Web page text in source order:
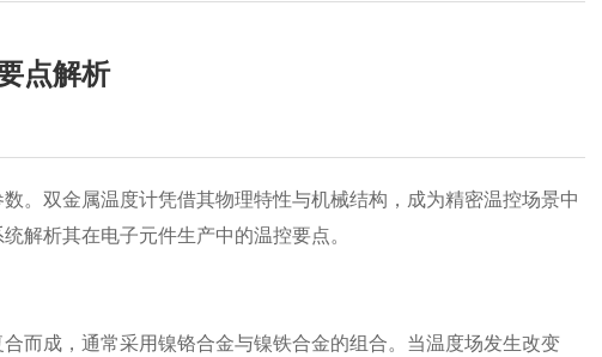
点解析
。双金属温度计凭借其物理特性与机械结构，成为精密温控场景中
解析其在电子元件生产中的温控要点。
成，通常采用镍铬合金与镍铁合金的组合。当温度场发生改变